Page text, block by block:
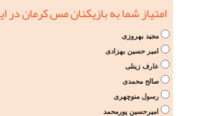
امتیاز شما به بازیکنان مس کرمان
مجید بهروزی
امیر حسین بهزادی
عارف زینلی
صالح محمدی
رسول منوچهری
امیرحسین پورمحمد